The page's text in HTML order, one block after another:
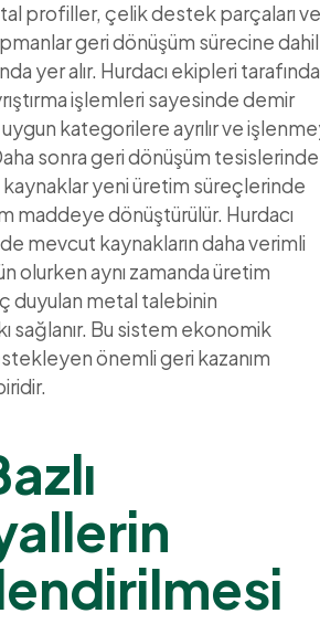
profiller, çelik destek parçaları ve
geri dönüşüm sürecine dahil
yer alır. Hurdacı ekipleri
işlemleri sayesinde demir
kategorilere ayrılır ve
sonra geri dönüşüm tesislerinde
yeni üretim süreçlerinde
maddeye dönüştürülür. Hurdacı
mevcut kaynakların daha verimli
olurken aynı zamanda üretim
duyulan metal talebinin
sağlanır. Bu sistem ekonomik
önemli geri kazanım